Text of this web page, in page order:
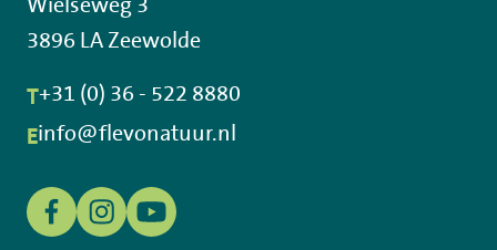
Wielseweg 3
3896 LA Zeewolde
T+31 (0) 36 - 522 8880
Einfo@flevonatuur.nl